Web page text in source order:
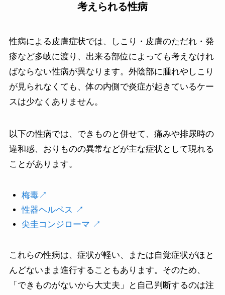
考えられる性病
性病による皮膚症状では、しこり・皮膚のただれ・発
疹など多岐に渡り、出来る部位によっても考えなけれ
ばならない性病が異なります。外陰部に腫れやしこり
が見られなくても、体の内側で炎症が起きているケー
スは少なくありません。
以下の性病では、できものと併せて、痛みや排尿時の
違和感、おりものの異常などが主な症状として現れる
ことがあります。
梅毒↗︎
性器ヘルペス ↗︎
尖圭コンジローマ ↗︎
これらの性病は、症状が軽い、または自覚症状がほと
んどないまま進行することもあります。そのため、
「できものがないから大丈夫」と自己判断するのは注